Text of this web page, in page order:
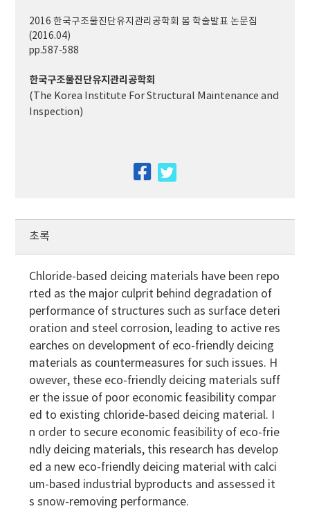
2016 한국구조물진단유지관리공학회 봄 학술발표 논문집
(2016.04)
pp.587-588
한국구조물진단유지관리공학회
(The Korea Institute For Structural Maintenance and
Inspection)
facebook
초록
Chloride-based deicing materials have been repo
rted as the major culprit behind degradation of
performance of structures such as surface deteri
oration and steel corrosion, leading to active res
earches on development of eco-friendly deicing
materials as countermeasures for such issues. H
owever, these eco-friendly deicing materials suff
er the issue of poor economic feasibility compar
ed to existing chloride-based deicing material. I
n order to secure economic feasibility of eco-frie
ndly deicing materials, this research has develop
ed a new eco-friendly deicing material with calci
um-based industrial byproducts and assessed it
s snow-removing performance.